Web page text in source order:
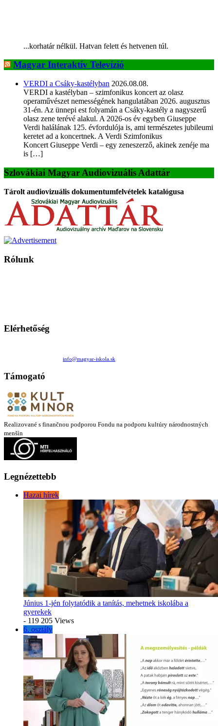
...korhatár nélkül. Hatvan felett és hetvenen túl.
Magyar Interaktív Televízió
VERDI a Csáky-kastélyban 2026.08.08.
VERDI a kastélyban – szimfonikus koncert az olasz
operaművészet nemességének hangulatában 2026. augusztus
31-én. Az ünnepi est folyamán a Csáky-kastély a nagyszerű
olasz zene terévé alakul. A 2026-os év egyben Giuseppe
Verdi halálának 125. évfordulója is, ami természetes jubileumi
keretet ad a koncertnek. A Verdi Szimfonikus
Koncert Giuseppe Verdi – egy zeneszerző, akinek zenéje ma
is […]
Szlovákiai Magyar Audiovizuális Adattár
Tárolt audiovizuális dokumentumfelvételek katalógusa
Rólunk
Elérhetőség
info@magyar-iskola.sk
Támogató
Realizované s finančnou podporou Fondu na podporu kultúry národnostných
menšín
Legnézettebb
Hazai hírek
Június 1-jén folytatódik a tanítás, mehetnek iskolába a
gyerekek
- 119 205 Views
6. osztály